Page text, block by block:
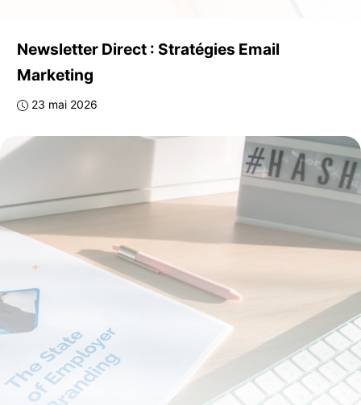
Newsletter Direct : Stratégies Email
Marketing
23 mai 2026